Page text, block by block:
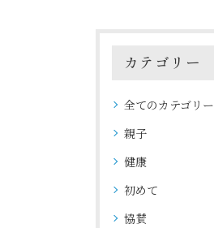
カテゴリー
全てのカテゴリー
親子
健康
初めて
協賛